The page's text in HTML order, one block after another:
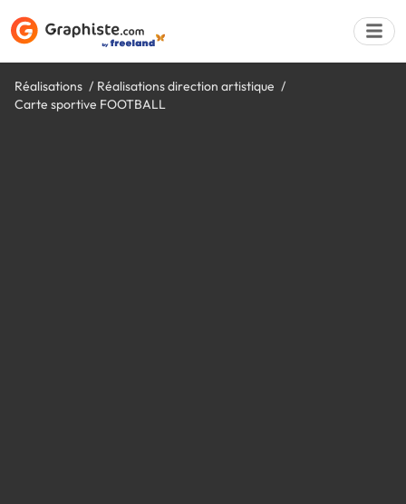
Réalisations
Réalisations direction artistique
Carte sportive FOOTBALL